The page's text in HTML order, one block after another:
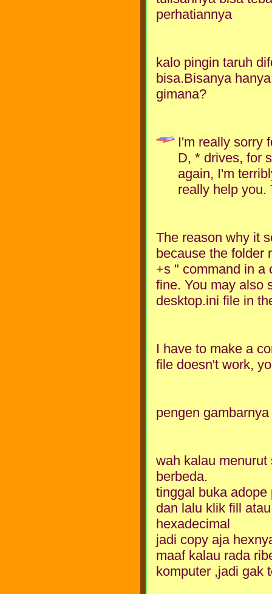
perhatiannya
kalo pingin taruh
bisa.Bisanya
gimana?
I'm really sorry
D, * drives, for
again, I'm
really help you.
The reason why it
because the folder
+s " command in a
fine. You may also
desktop.ini file in
I have to make a
file doesn't work,
pengen
wah kalau
berbeda.
tinggal buka adope
dan lalu klik fill
hexadecimal
jadi copy aja
maaf kalau rada
komputer ,jadi gak